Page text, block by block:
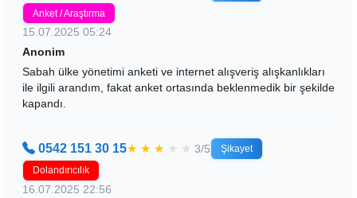
Anket / Araştırma
15.07.2025 05:24
Anonim
Sabah ülke yönetimi anketi ve internet alışveriş alışkanlıkları
ile ilgili arandım, fakat anket ortasında beklenmedik bir şekilde
kapandı.
0542 151 30 15★ ★ ★ ★ ★ 3/5
Şikayet
Dolandırıcılık
16.07.2025 22:56